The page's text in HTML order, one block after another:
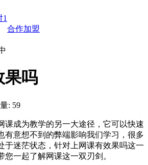
合作加盟
果吗
: 59
课成为教学的另一大途径，它可以快速
有意想不到的弊端影响我们学习，很多
于迷茫状态，针对上网课有效果吗这一
您一起了解网课这一双刃剑。